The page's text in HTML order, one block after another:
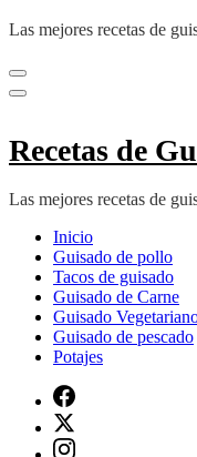
Las mejores recetas de
Recetas de
Las mejores recetas de
Inicio
Guisado de pollo
Tacos de guisado
Guisado de Carne
Guisado
Guisado de pescado
Potajes